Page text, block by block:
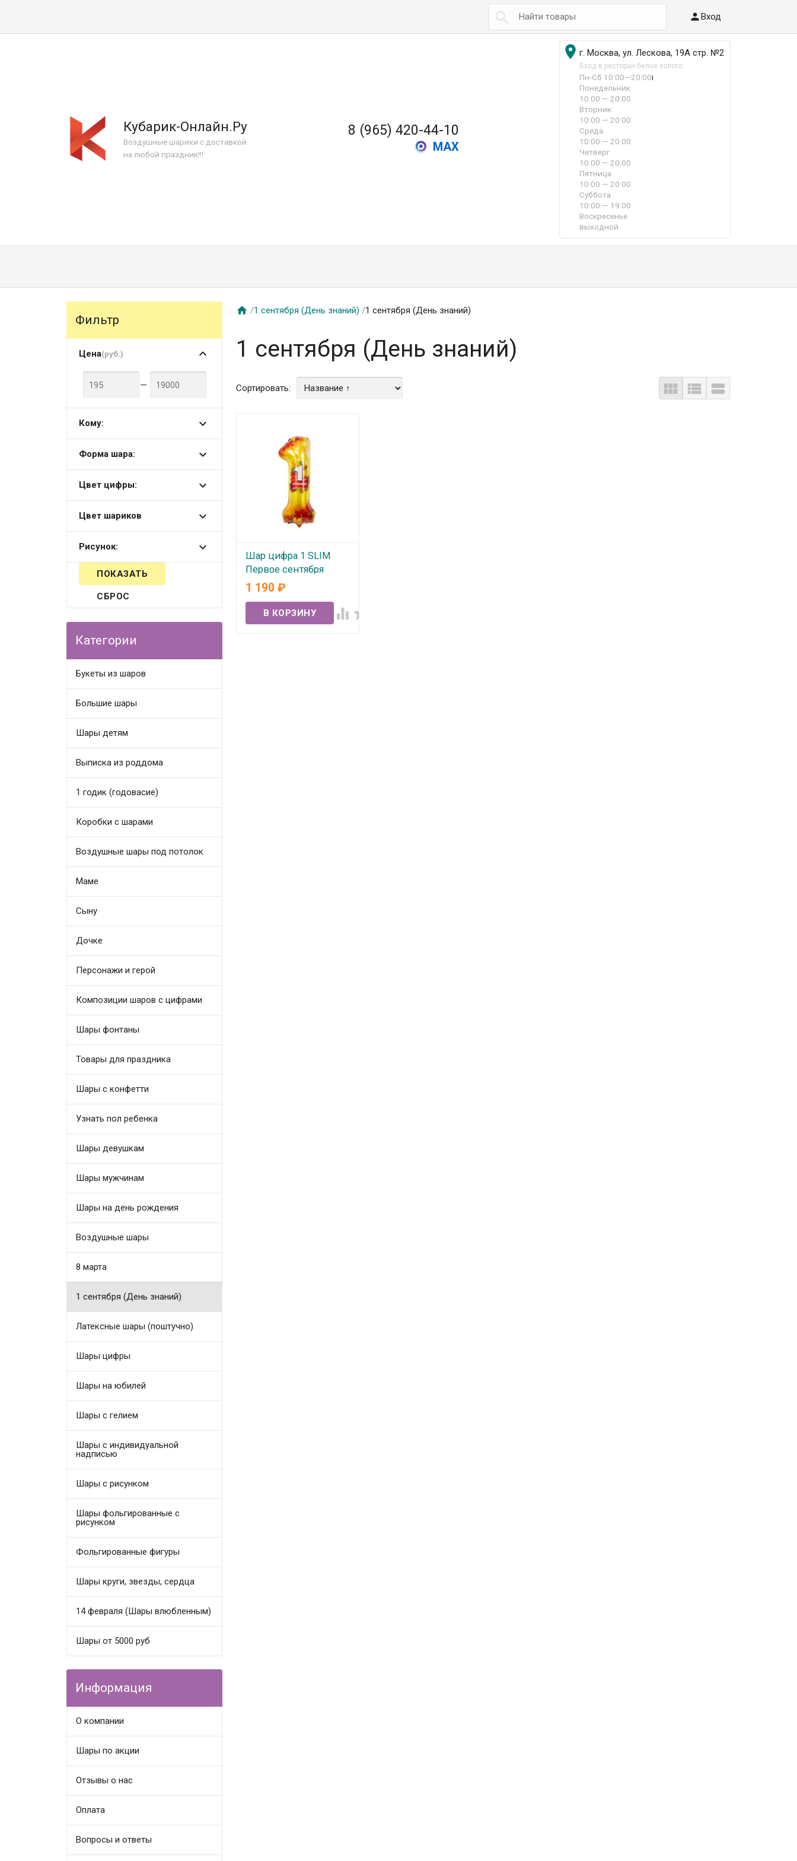
 Вход
Кубарик-Онлайн.Ру
Воздушные шарики с доставкой
на любой праздник!!!
8 (965) 420-44-10
MAX
 г. Москва, ул. Лескова, 19А стр. №2
Вход в ресторан белое золото
Пн-Сб 10:00—20:00i
Понедельник
10:00 — 20:00
Вторник
10:00 — 20:00
Среда
10:00 — 20:00
Четверг
10:00 — 20:00
Пятница
10:00 — 20:00
Суббота
10:00 — 19:00
Воскресенье
выходной
Фильтр
Цена(руб.)
—
Кому:
Форма шара:
Цвет цифры:
Цвет шариков
Рисунок:
СБРОС
Категории
Букеты из шаров
Большие шары
Шары детям
Выписка из роддома
1 годик (годовасие)
Коробки с шарами
Воздушные шары под потолок
Маме
Сыну
Дочке
Персонажи и герой
Композиции шаров с цифрами
Шары фонтаны
Товары для праздника
Шары с конфетти
Узнать пол ребенка
Шары девушкам
Шары мужчинам
Шары на день рождения
Воздушные шары
8 марта
1 сентября (День знаний)
Латексные шары (поштучно)
Шары цифры
Шары на юбилей
Шары с гелием
Шары с индивидуальной
надписью
Шары с рисунком
Шары фольгированные с
рисунком
Фольгированные фигуры
Шары круги, звезды, сердца
14 февраля (Шары влюбленным)
Шары от 5000 руб
Информация
О компании
Шары по акции
Отзывы о нас
Оплата
Вопросы и ответы
 /1 сентября (День знаний) /1 сентября (День знаний)
1 сентября (День знаний)
Сортировать:   
Шар цифра 1 SLIM
Первое сентября
В наличии
1 190 ₽
 